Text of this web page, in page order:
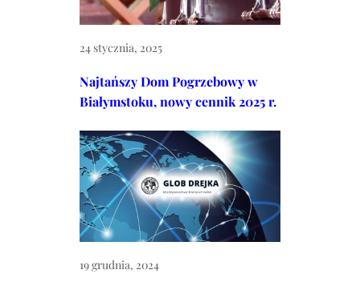
24 stycznia, 2025
Najtańszy Dom Pogrzebowy w
Białymstoku, nowy cennik 2025 r.
19 grudnia, 2024